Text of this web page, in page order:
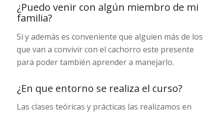
¿Puedo venir con algún miembro de mi
familia?
Si y además es conveniente que alguien más de los
que van a convivir con el cachorro este presente
para poder también aprender a manejarlo.
¿En que entorno se realiza el curso?
Las clases teóricas y prácticas las realizamos en